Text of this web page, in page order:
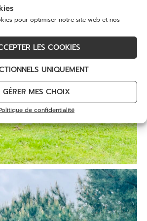
pour optimiser notre site web et nos
LES COOKIES
UNIQUEMENT
GÉRER MES CHOIX
de confidentialité